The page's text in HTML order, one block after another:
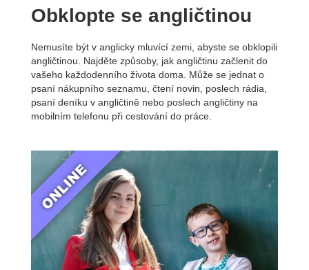
Obklopte se angličtinou
Nemusíte být v anglicky mluvící zemi, abyste se obklopili
angličtinou. Najděte způsoby, jak angličtinu začlenit do
vašeho každodenního života doma. Může se jednat o
psaní nákupního seznamu, čtení novin, poslech rádia,
psaní deníku v angličtině nebo poslech angličtiny na
mobilním telefonu při cestování do práce.